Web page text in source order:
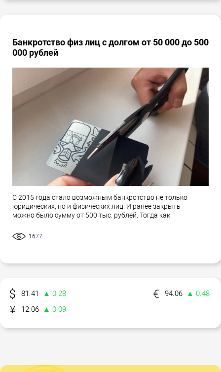
Банкротство физ лиц с долгом от 50 000 до 500
000 рублей
С 2015 года стало возможным банкротство не только
юридических, но и физических лиц. И ранее закрыть
можно было сумму от 500 тыс. рублей. Тогда как
1677
81.41 ▲ 0.28 94.06
▲ 0.48
12.06
▲ 0.09